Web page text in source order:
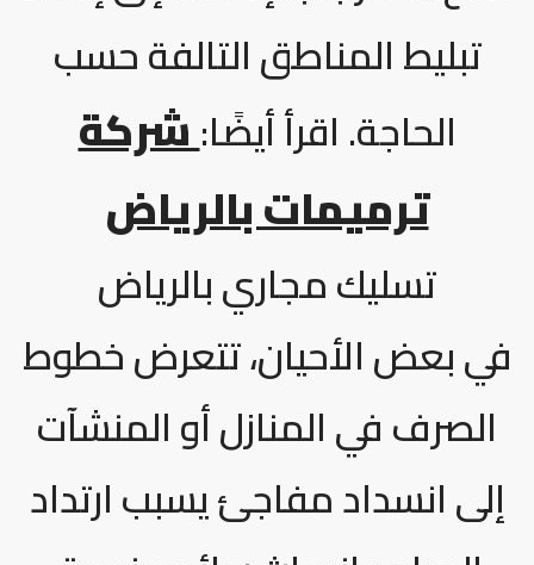
تبليط المناطق التالفة حسب
الحاجة. اقرأ أيضًا:شركة
ترميمات بالرياض
تسليك مجاري بالرياض
في بعض الأحيان، تتعرض خطوط
الصرف في المنازل أو المنشآت
إلى انسداد مفاجئ يسبب ارتداد